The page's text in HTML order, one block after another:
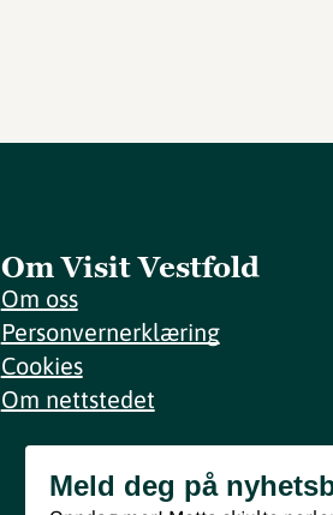
Om Visit Vestfold
Om oss
Personvernerklæring
Cookies
Om nettstedet
Meld deg på
Meld deg på